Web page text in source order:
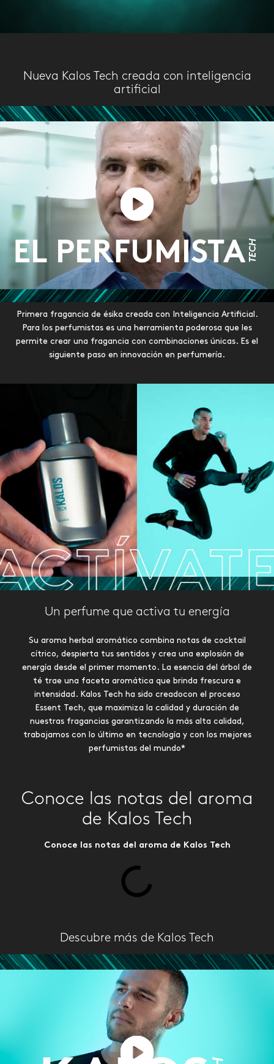
Nueva Kalos Tech creada con inteligencia
artificial
Primera fragancia de ésika creada con Inteligencia Artificial.
Para los perfumistas es una herramienta poderosa que les
permite crear una fragancia con combinaciones únicas. Es el
siguiente paso en innovación en perfumería.
Un perfume que activa tu energía
Su aroma herbal aromático combina notas de cocktail
cítrico, despierta tus sentidos y crea una explosión de
energía desde el primer momento. La esencia del árbol de
té trae una faceta aromática que brinda frescura e
intensidad. Kalos Tech ha sido creadocon el proceso
Essent Tech, que maximiza la calidad y duración de
nuestras fragancias garantizando la más alta calidad,
trabajamos con lo último en tecnología y con los mejores
perfumistas del mundo*
Conoce las notas del aroma
de Kalos Tech
Conoce las notas del aroma de Kalos Tech
Descubre más de Kalos Tech